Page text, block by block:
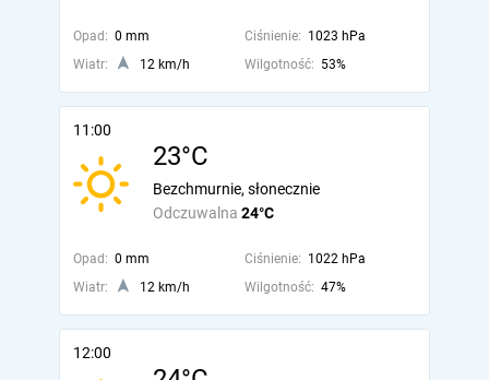
Opad: 0 mm Ciśnienie: 1023 hPa
Wiatr:
12 km/h Wilgotność: 53%
11:00
23°C
Odczuwalna 24°C
Bezchmurnie, słonecznie
Opad: 0 mm Ciśnienie: 1022 hPa
Wiatr:
12 km/h Wilgotność: 47%
12:00